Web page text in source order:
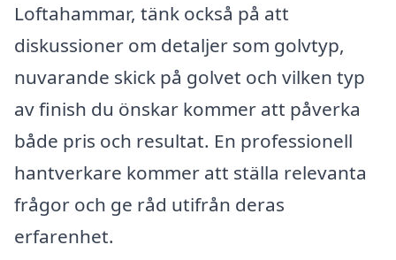
Loftahammar, tänk också på att
diskussioner om detaljer som golvtyp,
nuvarande skick på golvet och vilken typ
av finish du önskar kommer att påverka
både pris och resultat. En professionell
hantverkare kommer att ställa relevanta
frågor och ge råd utifrån deras
erfarenhet.